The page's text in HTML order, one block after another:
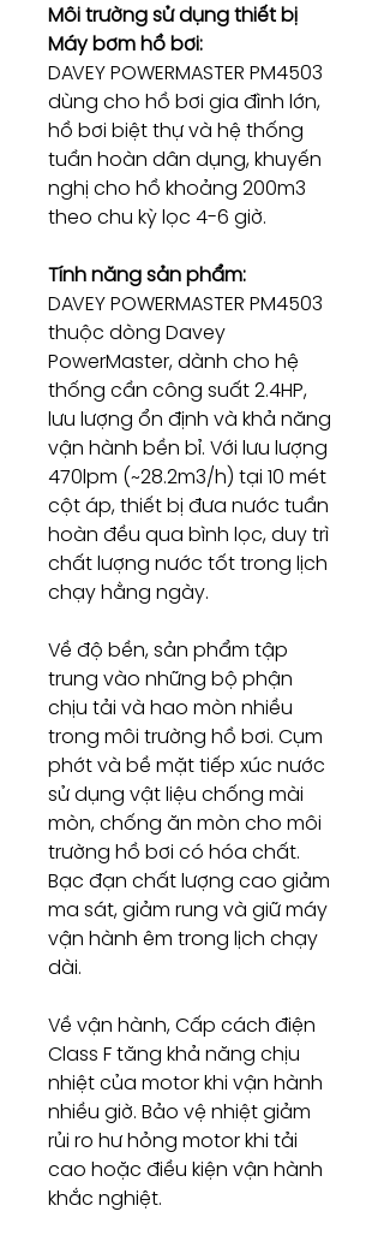
Môi trường sử dụng thiết bị
Máy bơm hồ bơi:
DAVEY POWERMASTER PM4503
dùng cho hồ bơi gia đình lớn,
hồ bơi biệt thự và hệ thống
tuần hoàn dân dụng, khuyến
nghị cho hồ khoảng 200m3
theo chu kỳ lọc 4-6 giờ.
Tính năng sản phẩm:
DAVEY POWERMASTER PM4503
thuộc dòng Davey
PowerMaster, dành cho hệ
thống cần công suất 2.4HP,
lưu lượng ổn định và khả năng
vận hành bền bỉ. Với lưu lượng
470lpm (~28.2m3/h) tại 10 mét
cột áp, thiết bị đưa nước tuần
hoàn đều qua bình lọc, duy trì
chất lượng nước tốt trong lịch
chạy hằng ngày.
Về độ bền, sản phẩm tập
trung vào những bộ phận
chịu tải và hao mòn nhiều
trong môi trường hồ bơi. Cụm
phớt và bề mặt tiếp xúc nước
sử dụng vật liệu chống mài
mòn, chống ăn mòn cho môi
trường hồ bơi có hóa chất.
Bạc đạn chất lượng cao giảm
ma sát, giảm rung và giữ máy
vận hành êm trong lịch chạy
dài.
Về vận hành, Cấp cách điện
Class F tăng khả năng chịu
nhiệt của motor khi vận hành
nhiều giờ. Bảo vệ nhiệt giảm
rủi ro hư hỏng motor khi tải
cao hoặc điều kiện vận hành
khắc nghiệt.